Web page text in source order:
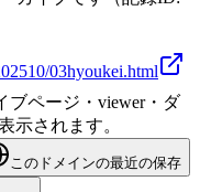
03hyoukei.html
ブページ・viewer・ダ
示されます。
このドメインの最近の保存